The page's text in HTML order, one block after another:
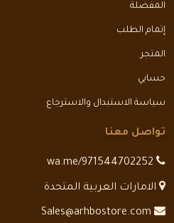
المفضلة
إتمام الطلب
المتجر
حسابي
سياسة الاستبدال والاسترجاع
تواصل معنا
الامارات العربية المتحدة